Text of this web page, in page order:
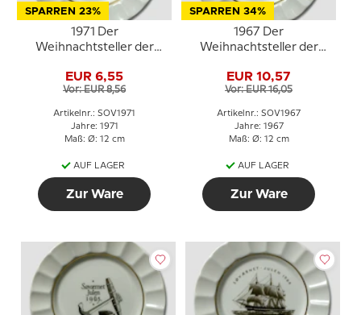
SPARREN 23%
1971 Der
Weihnachtsteller der
Copenhagen
EUR 6,55
Vor: EUR 8,56
Artikelnr.: SOV1971
Jahre: 1971
Maß: Ø: 12 cm
AUF LAGER
Zur Ware
SPARREN 34%
1967 Der
Weihnachtsteller der
Copenhagen
EUR 10,57
Vor: EUR 16,05
Artikelnr.: SOV1967
Jahre: 1967
Maß: Ø: 12 cm
AUF LAGER
Zur Ware